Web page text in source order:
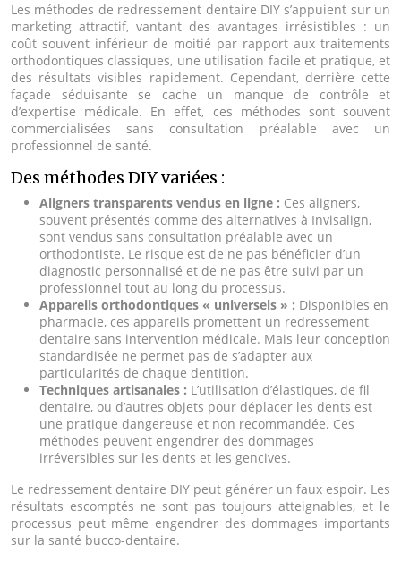
Les méthodes de redressement dentaire DIY s’appuient sur un
marketing attractif, vantant des avantages irrésistibles : un
coût souvent inférieur de moitié par rapport aux traitements
orthodontiques classiques, une utilisation facile et pratique, et
des résultats visibles rapidement. Cependant, derrière cette
façade séduisante se cache un manque de contrôle et
d’expertise médicale. En effet, ces méthodes sont souvent
commercialisées sans consultation préalable avec un
professionnel de santé.
Des méthodes DIY variées :
Aligners transparents vendus en ligne : Ces aligners,
souvent présentés comme des alternatives à Invisalign,
sont vendus sans consultation préalable avec un
orthodontiste. Le risque est de ne pas bénéficier d’un
diagnostic personnalisé et de ne pas être suivi par un
professionnel tout au long du processus.
Appareils orthodontiques « universels » : Disponibles en
pharmacie, ces appareils promettent un redressement
dentaire sans intervention médicale. Mais leur conception
standardisée ne permet pas de s’adapter aux
particularités de chaque dentition.
Techniques artisanales : L’utilisation d’élastiques, de fil
dentaire, ou d’autres objets pour déplacer les dents est
une pratique dangereuse et non recommandée. Ces
méthodes peuvent engendrer des dommages
irréversibles sur les dents et les gencives.
Le redressement dentaire DIY peut générer un faux espoir. Les
résultats escomptés ne sont pas toujours atteignables, et le
processus peut même engendrer des dommages importants
sur la santé bucco-dentaire.